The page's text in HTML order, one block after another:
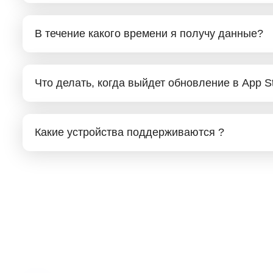
В течение какого времени я получу данные?
Что делать, когда выйдет обновление в App
Какие устройства поддерживаются ?